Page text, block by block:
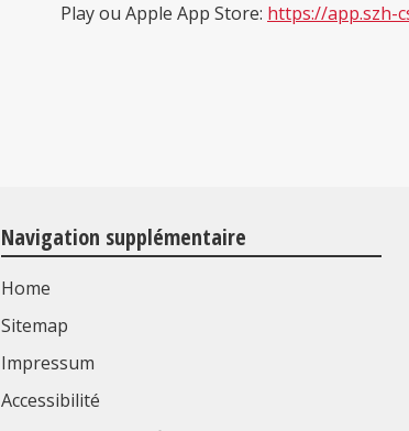
Play ou Apple App Store: https://app.szh-
Navigation supplémentaire
Home
Sitemap
Impressum
Accessibilité